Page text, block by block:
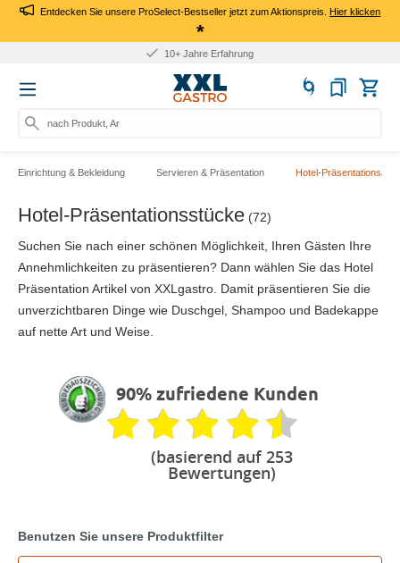
Entdecken Sie unsere ProSelect-Bestseller jetzt zum Aktionspreis.Hier klicken
*
10+ Jahre Erfahrung
nach Produkt, Art.-Nr.,
Einrichtung & Bekleidung Servieren & Präsentation Hotel-
Hotel-Präsentationsstücke (72)
Suchen Sie nach einer schönen Möglichkeit, Ihren Gästen Ihre
Annehmlichkeiten zu präsentieren? Dann wählen Sie das Hotel
Präsentation Artikel von XXLgastro. Damit präsentieren Sie die
unverzichtbaren Dinge wie Duschgel, Shampoo und Badekappe
auf nette Art und Weise.
90% zufriedene Kunden
(basierend auf 253
Bewertungen)
Benutzen Sie unsere Produktfilter